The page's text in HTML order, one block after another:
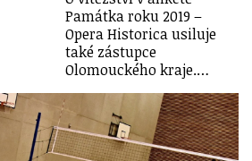
Památka roku 2019 –
Opera Historica usiluje
také zástupce
Olomouckého kraje.…